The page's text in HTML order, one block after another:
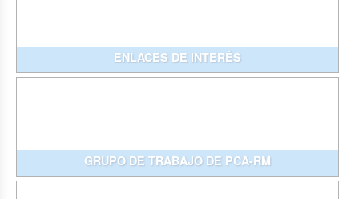
ENLACES DE INTERÉS
GRUPO DE TRABAJO DE PCA-RM